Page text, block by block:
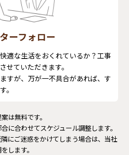
ーフォロー
適な生活をおくれているか？工事
せていただきます。
すが、万が一不具合があれば、す
。
は無料です。
に合わせてスケジュール調整します。
にご迷惑をかけてしまう場合は、当社
します。